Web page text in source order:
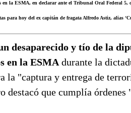
en la ESMA, en declarar ante el Tribunal Oral Federal 5,
para hoy del ex capitán de fragata Alfredo Astiz, alias
desaparecido y tío de la
en la ESMA durante la
la "captura y entrega de
que cumplía órdenes